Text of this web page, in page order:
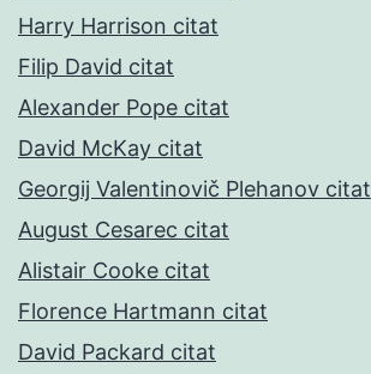
Harry Harrison citat
Filip David citat
Alexander Pope citat
David McKay citat
Georgij Valentinovič Plehanov citat
August Cesarec citat
Alistair Cooke citat
Florence Hartmann citat
David Packard citat